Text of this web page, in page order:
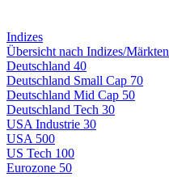
Indizes
Übersicht nach Indizes/Märkten
Deutschland 40
Deutschland Small Cap 70
Deutschland Mid Cap 50
Deutschland Tech 30
USA Industrie 30
USA 500
US Tech 100
Eurozone 50